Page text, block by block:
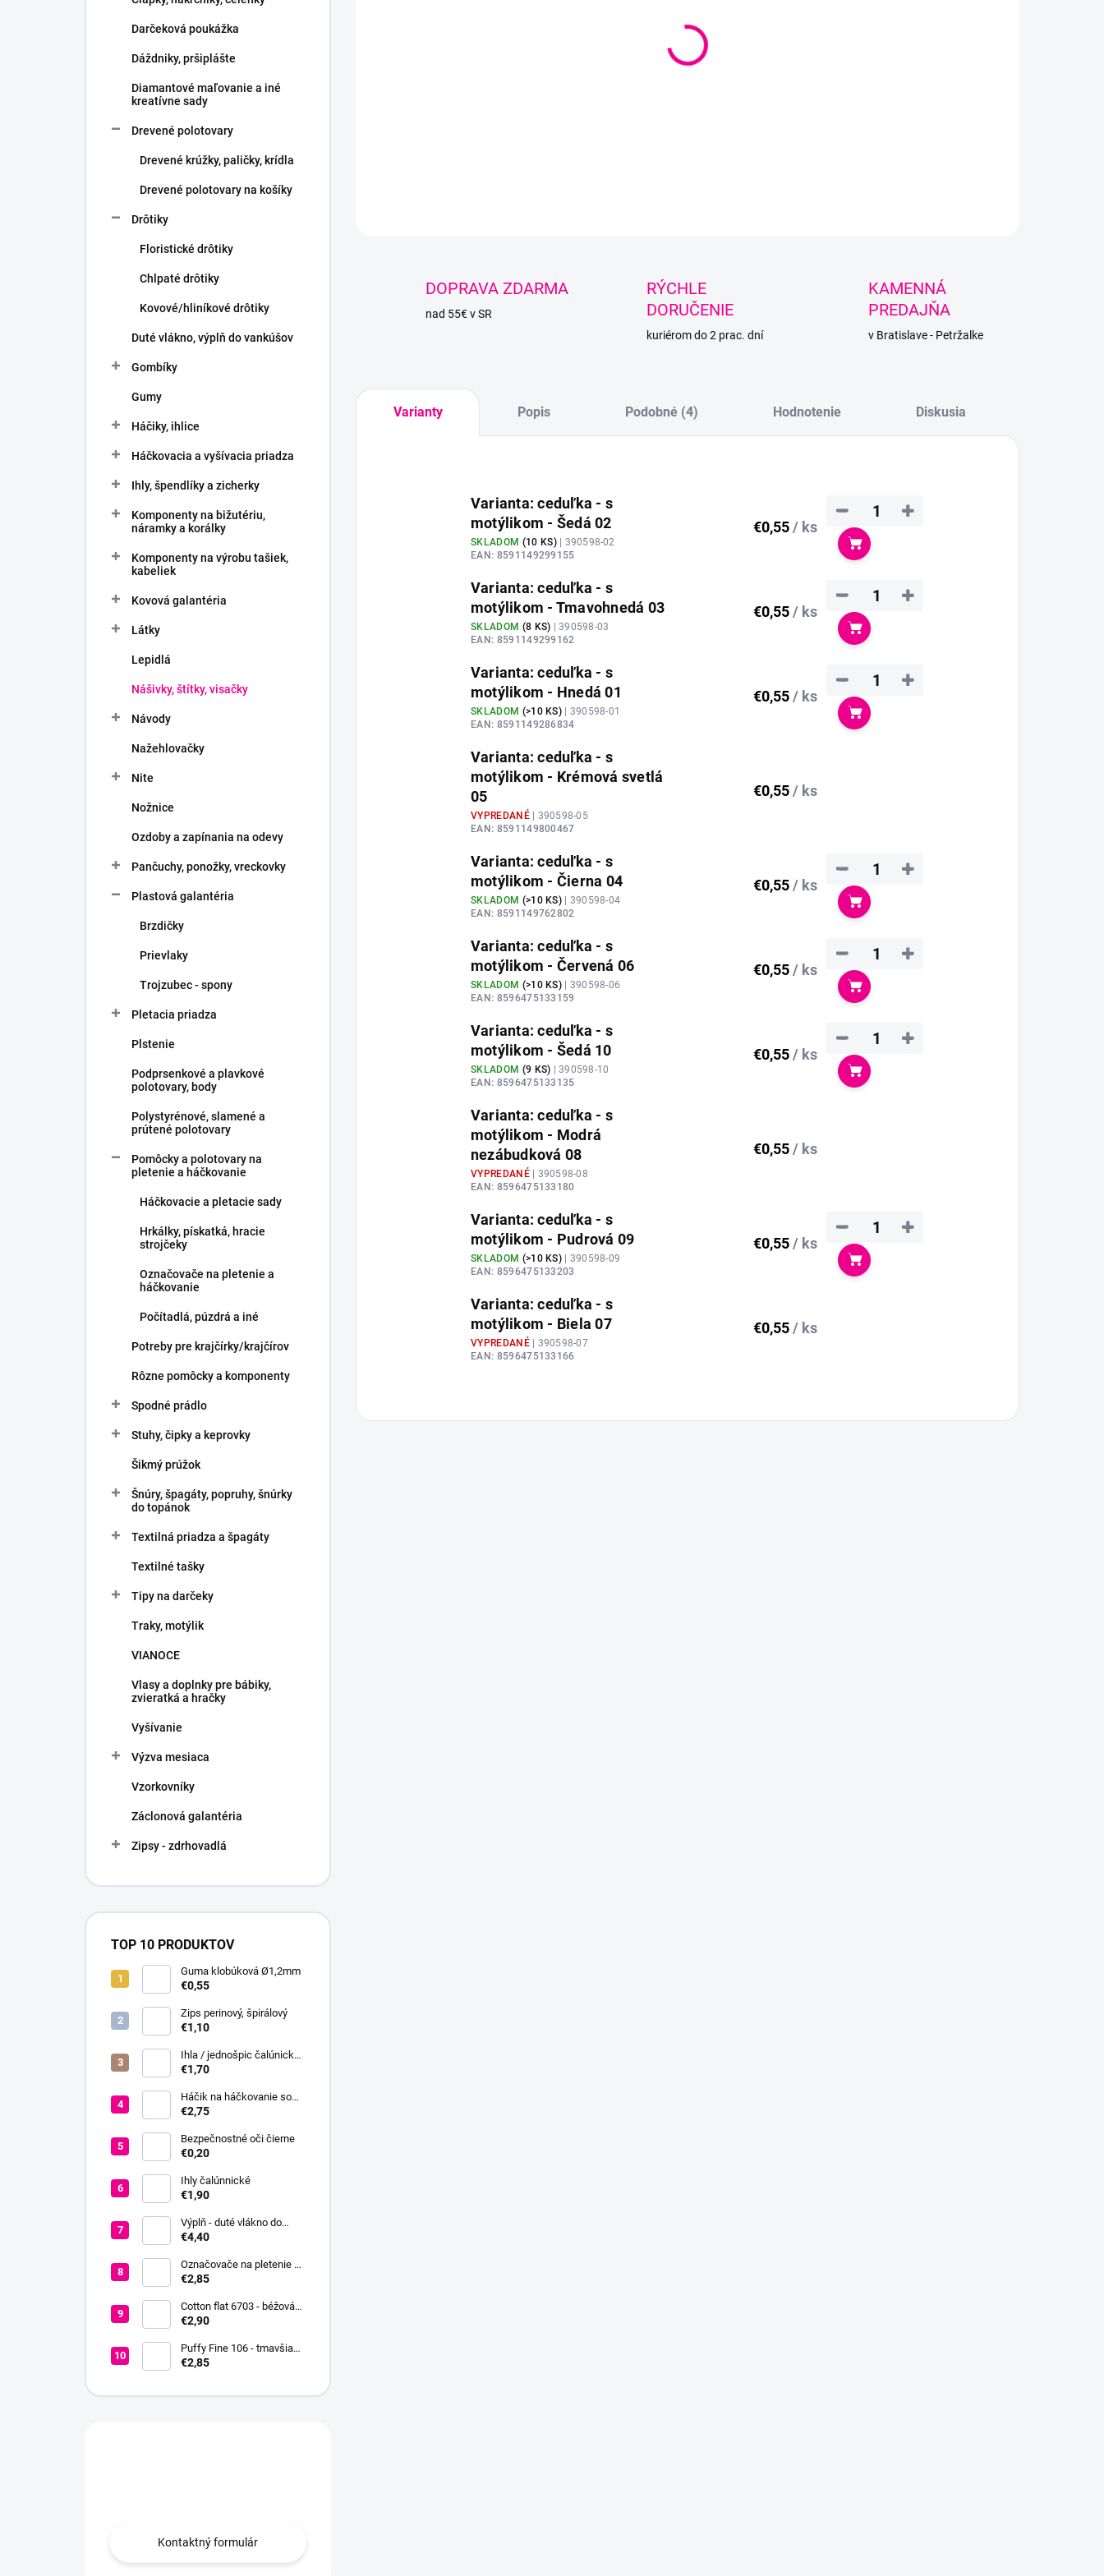
Darčeková poukážka
Dáždniky, pršiplášte
Diamantové maľovanie a iné
kreatívne sady
Drevené polotovary
Drevené krúžky, paličky, krídla
Drevené polotovary na košíky
Drôtiky
Floristické drôtiky
Chlpaté drôtiky
Kovové/hliníkové drôtiky
Duté vlákno, výplň do vankúšov
Gombíky
Gumy
Háčiky, ihlice
Háčkovacia a vyšívacia priadza
Ihly, špendlíky a zicherky
Komponenty na bižutériu,
náramky a korálky
Komponenty na výrobu tašiek,
kabeliek
Kovová galantéria
Látky
Lepidlá
Nášivky, štítky, visačky
Návody
Nažehlovačky
Nite
Nožnice
Ozdoby a zapínania na odevy
Pančuchy, ponožky, vreckovky
Plastová galantéria
Brzdičky
Prievlaky
Trojzubec - spony
Pletacia priadza
Plstenie
Podprsenkové a plavkové
polotovary, body
Polystyrénové, slamené a
prútené polotovary
Pomôcky a polotovary na
pletenie a háčkovanie
Háčkovacie a pletacie sady
Hrkálky, pískatká, hracie
strojčeky
Označovače na pletenie a
háčkovanie
Počítadlá, púzdrá a iné
Potreby pre krajčírky/krajčírov
Rôzne pomôcky a komponenty
Spodné prádlo
Stuhy, čipky a keprovky
Šikmý prúžok
Šnúry, špagáty, popruhy, šnúrky
do topánok
Textilná priadza a špagáty
Textilné tašky
Tipy na darčeky
Traky, motýlik
VIANOCE
Vlasy a doplnky pre bábiky,
zvieratká a hračky
Vyšívanie
Výzva mesiaca
Vzorkovníky
Záclonová galantéria
Zipsy - zdrhovadlá
TOP 10 PRODUKTOV
Guma klobúková Ø1,2mm
€0,55
Zips perinový, špirálový
€1,10
Ihla / jednošpic čalúnická
20 cm
€1,70
Háčik na háčkovanie so
silikónovou rukoväťou veľ.
€2,75
Bezpečnostné oči čierne
€0,20
Ihly čalúnnické
€1,90
Výplň - duté vlákno do
hračiek a vankúšov
€4,40
Označovače na pletenie a
háčkovanie + koncovka +
€2,85
Cotton flat 6703 - béžová
svetlá
€2,90
Puffy Fine 106 - tmavšia
červená
€2,85
Kontaktný formulár
DOPRAVA ZDARMA
nad 55€ v SR
RÝCHLE
DORUČENIE
kuriérom do 2 prac. dní
KAMENNÁ
PREDAJŇA
v Bratislave - Petržalke
Varianty Popis Podobné (4) Hodnotenie Diskusia
Varianta: ceduľka - s
motýlikom - Šedá 02
SKLADOM (10 KS)| 390598-02
EAN: 8591149299155
€0,55/ ks
+
−
Do košíka
Varianta: ceduľka - s
motýlikom - Tmavohnedá 03
SKLADOM (8 KS) | 390598-03
EAN: 8591149299162
€0,55/ ks
+
−
Do košíka
Varianta: ceduľka - s
motýlikom - Hnedá 01
SKLADOM (>10 KS) | 390598-01
EAN: 8591149286834
€0,55/ ks
+
−
Do košíka
Varianta: ceduľka - s
motýlikom - Krémová svetlá
05
VYPREDANÉ | 390598-05
EAN: 8591149800467
€0,55/ ks
Varianta: ceduľka - s
motýlikom - Čierna 04
SKLADOM (>10 KS) | 390598-04
EAN: 8591149762802
€0,55/ ks
+
−
Do košíka
Varianta: ceduľka - s
motýlikom - Červená 06
SKLADOM (>10 KS) | 390598-06
EAN: 8596475133159
€0,55/ ks
+
−
Do košíka
Varianta: ceduľka - s
motýlikom - Šedá 10
SKLADOM (9 KS) | 390598-10
EAN: 8596475133135
€0,55/ ks
+
−
Do košíka
Varianta: ceduľka - s
motýlikom - Modrá
nezábudková 08
VYPREDANÉ | 390598-08
EAN: 8596475133180
€0,55/ ks
Varianta: ceduľka - s
motýlikom - Pudrová 09
SKLADOM (>10 KS) | 390598-09
EAN: 8596475133203
€0,55/ ks
+
−
Do košíka
Varianta: ceduľka - s
motýlikom - Biela 07
VYPREDANÉ | 390598-07
EAN: 8596475133166
€0,55/ ks